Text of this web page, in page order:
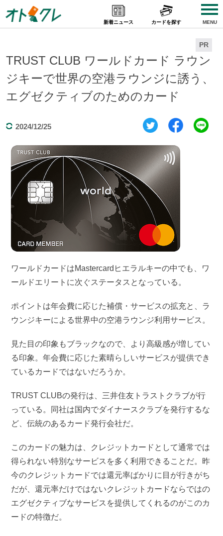
to
content
新着ニュース カードを探す MENU
PR
TRUST CLUB ワールドカード ラウン
ジキーで世界の空港ラウンジに誘う、
エグゼクティブのためのカード
2024/12/25
ワールドカードはMastercardヒエラルキーの中でも、ワ
ールドエリートに次ぐステータスとなっている。
ポイントは年会費に応じた補償・サービスの拡充と、ラ
ウンジキーによる世界中の空港ラウンジ利用サービス。
見た目の印象もブラックなので、より高級感が増してい
る印象。年会費に応じた素晴らしいサービスが提供でき
ているカードではないだろうか。
TRUST CLUBの発行は、三井住友トラストクラブが行
っている。同社は国内でダイナースクラブを発行するな
ど、伝統のあるカード発行会社だ。
このカードの魅力は、クレジットカードとして通常では
得られない特別なサービスを多く利用できることだ。昨
今のクレジットカードでは還元率ばかりに目が行きがち
だが、還元率だけではないクレジットカードならではの
エグゼクティブなサービスを提供してくれるのがこのカ
ードの特徴だ。